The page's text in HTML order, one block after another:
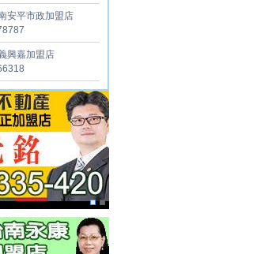
安平市政加盟店
興嘉加盟店
員林加盟店
公正加盟店
光復加盟店
營店
平加盟店